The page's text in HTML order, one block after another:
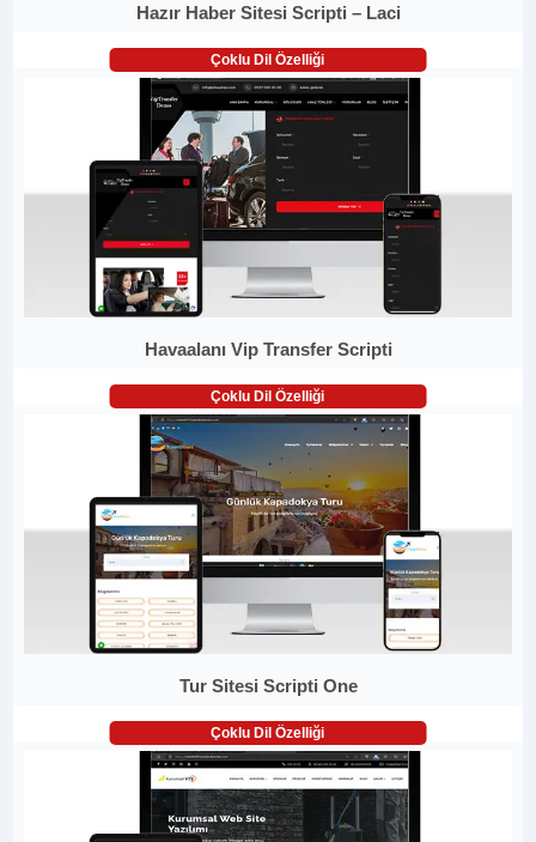
Hazır Haber Sitesi Scripti – Laci
Çoklu Dil Özelliği
Havaalanı Vip Transfer Scripti
Çoklu Dil Özelliği
Tur Sitesi Scripti One
Çoklu Dil Özelliği